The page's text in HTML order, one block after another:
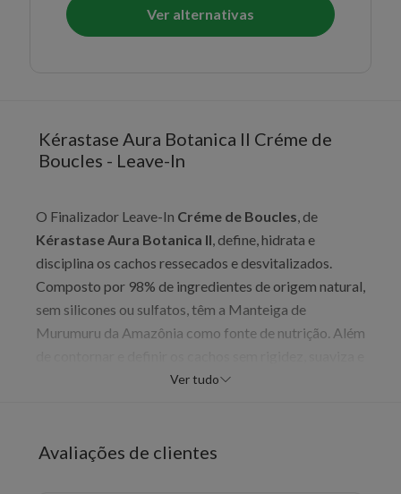
Ver alternativas
Kérastase Aura Botanica II Créme de
Boucles - Leave-In
O Finalizador Leave-In Créme de Boucles, de
Kérastase Aura Botanica II, define, hidrata e
disciplina os cachos ressecados e desvitalizados.
Composto por 98% de ingredientes de origem natural,
sem silicones ou sulfatos, têm a Manteiga de
Murumuru da Amazônia como fonte de nutrição. Além
disciplina o frizz por 96h em ambientes com até 90%
hidratar cachos secos e desvitalizados para um
Ver tudo
Avaliações de clientes